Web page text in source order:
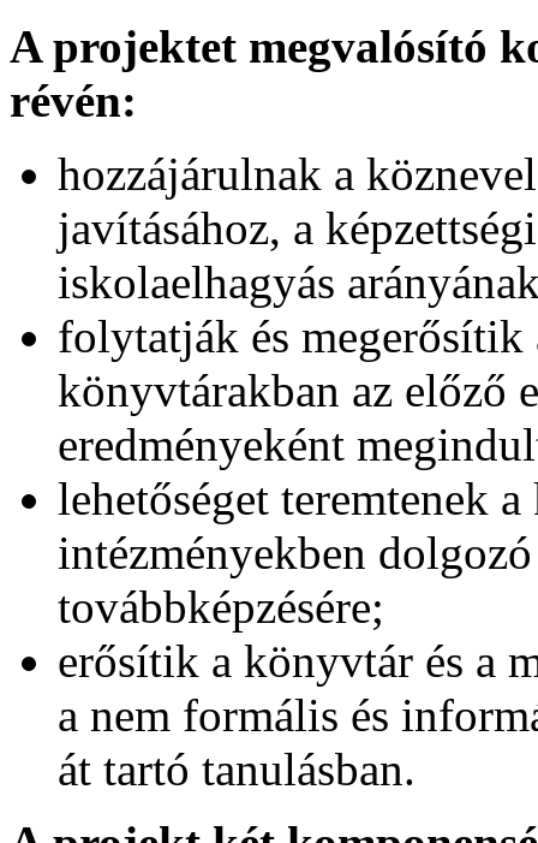
A projektet megvalósító
révén:
hozzájárulnak a
javításához, a
iskolaelhagyás
folytatják és megerősítik
könyvtárakban az előző
eredményeként
lehetőséget teremtenek
intézményekben
továbbképzésére;
erősítik a könyvtár és a
a nem formális és
át tartó tanulásban.